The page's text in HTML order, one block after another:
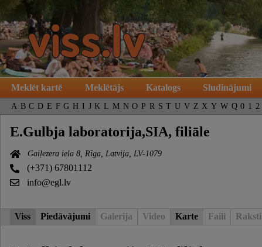
Meklēt kartē Meklētājs Katalogs Sludinājumi
A B C D E F G H I J K L M N O P R S T U V Z X Y W Q 0 1 2
E.Gulbja laboratorija,SIA, filiāle
Gaiļezera iela 8, Rīga, Latvija, LV-1079
(+371) 67801112
info@egl.lv
Viss Piedāvājumi Galerija Video Karte Faili Raksti